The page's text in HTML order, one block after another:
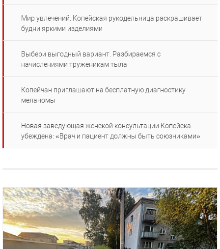
Мир увлечений. Копейская рукодельница раскрашивает
будни яркими изделиями
Выбери выгодный вариант. Разбираемся с
начислениями труженикам тыла
Копейчан приглашают на бесплатную диагностику
меланомы
Новая заведующая женской консультации Копейска
убеждена: «Врач и пациент должны быть союзниками»